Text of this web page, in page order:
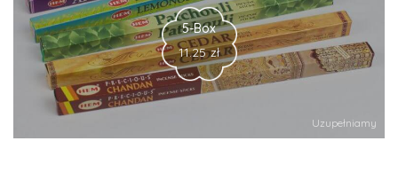
Uzupełniamy
5-Box
11.25 zł